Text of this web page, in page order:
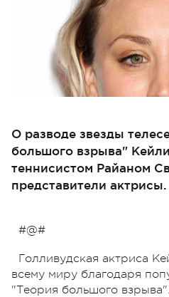
О разводе звезды
большого взрыва"
теннисистом Райаном
представители актрисы.
#@#
Голливудская актриса
всему миру благодаря
"Теория большого